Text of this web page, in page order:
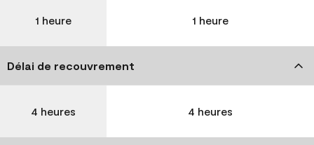
1 heure 1 heure
Délai de recouvrement
4 heures 4 heures